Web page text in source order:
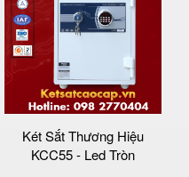
Két Sắt Thương Hiệu
KCC55 - Led Tròn